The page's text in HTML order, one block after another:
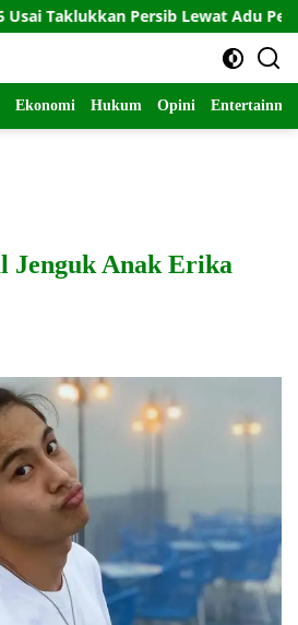
Persib Lewat Adu Penalti
Ekonomi Hukum Opini
Jenguk Anak Erika